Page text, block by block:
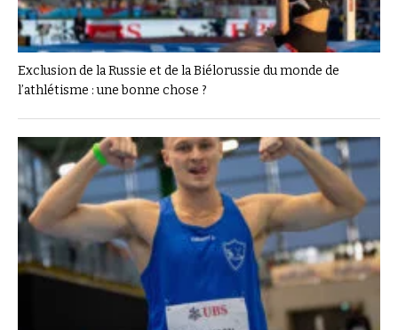
Exclusion de la Russie et de la Biélorussie du monde de
l’athlétisme : une bonne chose ?